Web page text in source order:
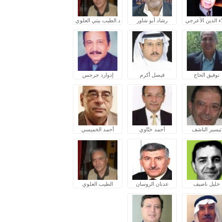
الدين الأعرجي رشاد أبو شاور د.الطيب بيتي العلوي
توفيق الحاج فيصل أكرم إدوارد جرجس
تيسير الناشف أحمد ختّاوي أحمد الخميسي
خليل ناصيف عدنان الروسان الطيب العلوي